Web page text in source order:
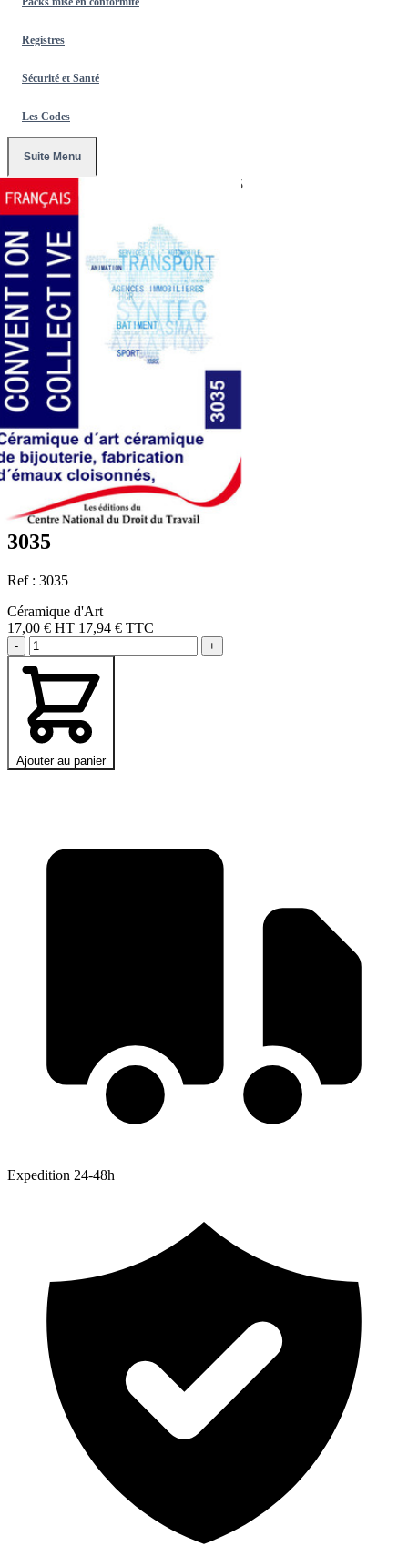
Registres
Sécurité et Santé
Les Codes
Suite Menu
Conventions Collectives 3035
3035
Ref : 3035
Céramique d'Art
17,00 € HT 17,94 € TTC
- +
Ajouter au panier
Expedition 24-48h